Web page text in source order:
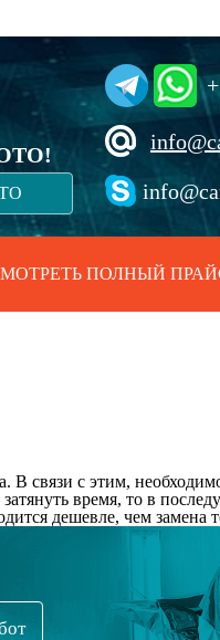
ПОЛНЫЙ
В связи с этим,
время, то в
дешевле, чем замена